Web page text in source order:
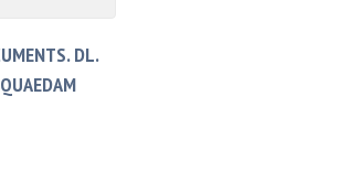
DL.